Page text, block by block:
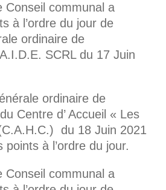
Conseil communal a
à l’ordre du jour de
ordinaire de
SCRL du 17 Juin
ordinaire de
Centre d’ Accueil « Les
du 18 Juin 2021
à l’ordre du jour.
Conseil communal a